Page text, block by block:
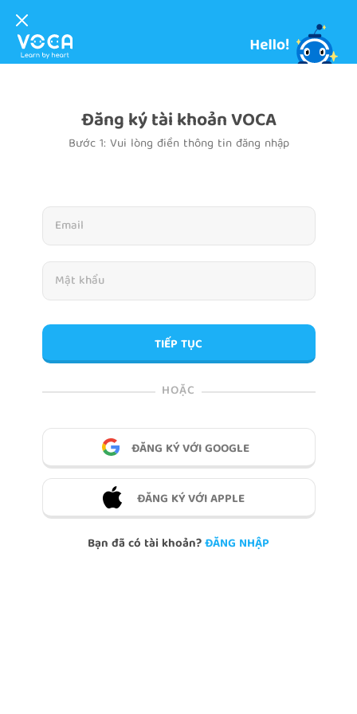
Đăng ký tài khoản VOCA
Bước 1: Vui lòng điền thông tin đăng nhập
TIẾP TỤC
HOẶC
ĐĂNG KÝ VỚI GOOGLE
ĐĂNG KÝ VỚI APPLE
Bạn đã có tài khoản?ĐĂNG NHẬP